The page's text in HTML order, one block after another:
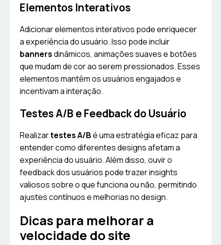
Elementos Interativos
Adicionar elementos interativos pode enriquecer
a experiência do usuário. Isso pode incluir
bannersdinâmicos, animações suaves e botões
que mudam de cor ao serem pressionados. Esses
elementos mantêm os usuários engajados e
incentivam a interação.
Testes A/B e Feedback do Usuário
Realizartestes A/Bé uma estratégia eficaz para
entender como diferentes designs afetam a
experiência do usuário. Além disso, ouvir o
feedback dos usuários pode trazer insights
valiosos sobre o que funciona ou não, permitindo
ajustes contínuos e melhorias no design.
Dicas para melhorar a
velocidade do site